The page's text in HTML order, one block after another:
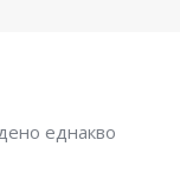
еднакво